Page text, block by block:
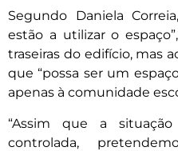
Segundo Daniela
estão a utilizar o
traseiras do edifício, mas
que “possa ser um
apenas à comunidade
“Assim que a
controlada,